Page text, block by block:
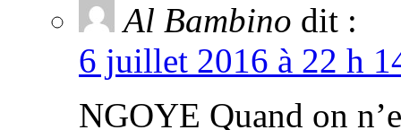
Al Bambino dit :
6 juillet 2016 à 22 h
NGOYE Quand on